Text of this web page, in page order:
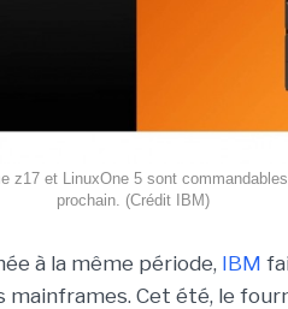
z17 et LinuxOne 5 sont
prochain. (Crédit IBM)
à la même période, IBM
mainframes. Cet été, le